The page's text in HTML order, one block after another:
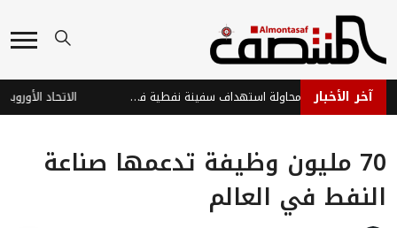
آخر الأخبار استشهاد صياد جراء محاولة استهداف سفينة نفطية في البحر الأحمر
70 مليون وظيفة تدعمها صناعة
النفط في العالم